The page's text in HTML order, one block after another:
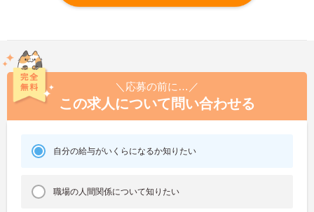
＼応募の前に…／
この求人について問い合わせる
自分の給与がいくらになるか知りたい
職場の人間関係について知りたい